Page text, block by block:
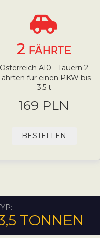
2 FÄHRTE
Österreich A10 - Tauern 2
für einen PKW bis
3,5 t
169 PLN
BESTELLEN
TONNEN